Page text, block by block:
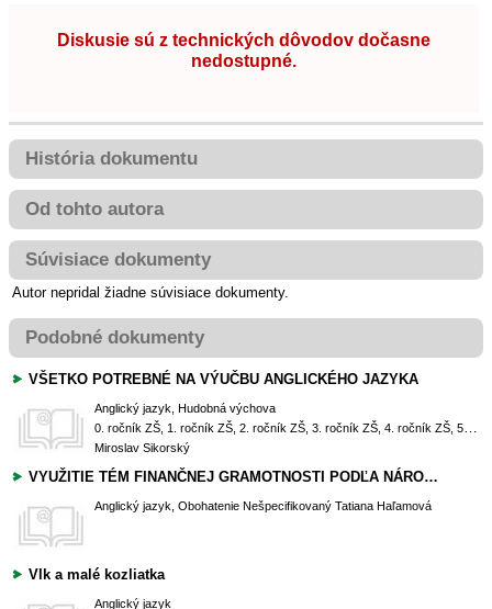
Diskusie sú z technických dôvodov dočasne
nedostupné.
História dokumentu
Od tohto autora
Súvisiace dokumenty
Autor nepridal žiadne súvisiace dokumenty.
Podobné dokumenty
VŠETKO POTREBNÉ NA VÝUČBU ANGLICKÉHO JAZYKA
Anglický jazyk, Hudobná výchova
0. ročník ZŠ, 1. ročník ZŠ, 2. ročník ZŠ, 3. ročník ZŠ, 4. ročník ZŠ, 5. ročník ZŠ, 6. ročník ZŠ (Prima OG), 7. ročník ZŠ (Sekunda OG), 8. ročník ZŠ (Tercia OG), 9. ročník ZŠ (Kvarta OG)
Miroslav Sikorský
VYUŽITIE TÉM FINANČNEJ GRAMOTNOSTI PODĽA NÁRODNÉHO ŠTANDARDU FINANČNEJ GRAMOTNOSTI V ANGLICKOM JAZYKU A KONVERZÁCII V ANGLICKOM JAZYKU
Anglický jazyk, Obohatenie Nešpecifikovaný Tatiana Haľamová
Vlk a malé kozliatka
Anglický jazyk